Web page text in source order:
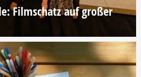
Filmschatz auf großer